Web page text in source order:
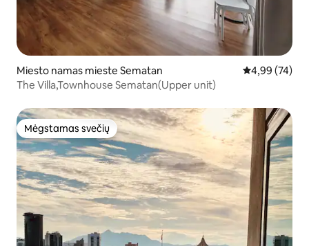
Miesto namas mieste Sematan Vidutinis
4,99 (74)
The Villa,Townhouse Sematan(Upper unit)
Mėgstamas svečių
Mėgstamas svečių